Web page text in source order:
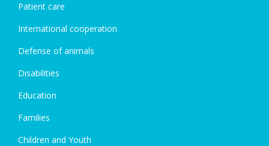
Patient care
International cooperation
Defense of animals
Disabilities
Education
Families
Children and Youth